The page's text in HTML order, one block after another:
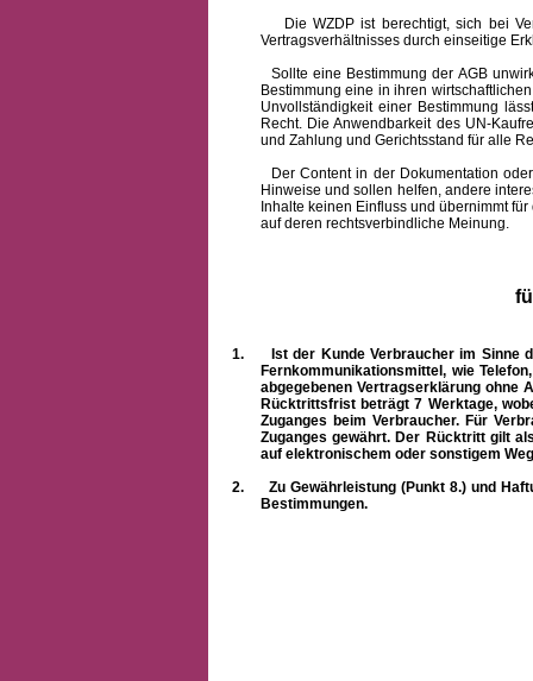
Die WZDP ist berechtigt, sich bei
Vertragsverhältnisses durch einseitige
Sollte eine Bestimmung der AGB
Bestimmung eine in ihren
Unvollständigkeit einer Bestimmung
Recht. Die Anwendbarkeit des UN-
und Zahlung und Gerichtsstand für alle
Der Content in der Dokumentation oder
Hinweise und sollen helfen, andere
Inhalte keinen Einfluss und übernimmt
auf deren rechtsverbindliche Meinung.
1.
Ist der Kunde Verbraucher im Sinne
Fernkommunikationsmittel, wie
abgegebenen Vertragserklärung ohne
Rücktrittsfrist beträgt 7 Werktage,
Zuganges beim Verbraucher. Für
Zuganges gewährt. Der Rücktritt gilt
auf elektronischem oder sonstigem
2.
Zu Gewährleistung (Punkt 8.) und
Bestimmungen.